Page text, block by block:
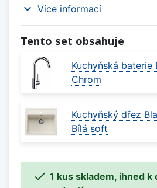
expand_more Více informací
Tento set obsahuje
Kuchyňská baterie
Chrom
Kuchyňský dřez
Bílá soft
 1 kus skladem, ihned k